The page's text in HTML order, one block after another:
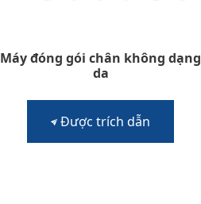
Máy đóng gói chân không dạng
da
Được trích dẫn